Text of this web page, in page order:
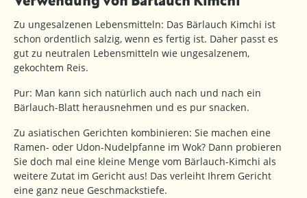
Zu ungesalzenen Lebensmitteln: Das Bärlauch Kimchi ist
schon ordentlich salzig, wenn es fertig ist. Daher passt es
gut zu neutralen Lebensmitteln wie ungesalzenem,
gekochtem Reis.
Pur: Man kann sich natürlich auch nach und nach ein
Bärlauch-Blatt herausnehmen und es pur snacken.
Zu asiatischen Gerichten kombinieren: Sie machen eine
Ramen- oder Udon-Nudelpfanne im Wok? Dann probieren
Sie doch mal eine kleine Menge vom Bärlauch-Kimchi als
weitere Zutat im Gericht aus! Das verleiht Ihrem Gericht
eine ganz neue Geschmackstiefe.